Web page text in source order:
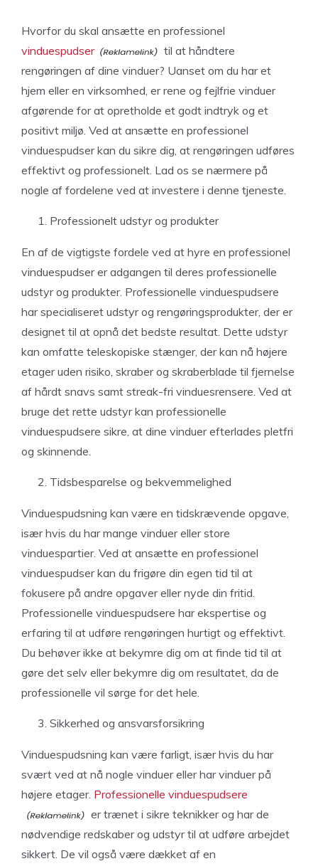
Hvorfor du skal ansætte en professionel
vinduespudser
til at håndtere
rengøringen af dine vinduer? Uanset om du har et
hjem eller en virksomhed, er rene og fejlfrie vinduer
afgørende for at opretholde et godt indtryk og et
positivt miljø. Ved at ansætte en professionel
vinduespudser kan du sikre dig, at rengøringen udføres
effektivt og professionelt. Lad os se nærmere på
nogle af fordelene ved at investere i denne tjeneste.
Professionelt udstyr og produkter
En af de vigtigste fordele ved at hyre en professionel
vinduespudser er adgangen til deres professionelle
udstyr og produkter. Professionelle vinduespudsere
har specialiseret udstyr og rengøringsprodukter, der er
designet til at opnå det bedste resultat. Dette udstyr
kan omfatte teleskopiske stænger, der kan nå højere
etager uden risiko, skraber og skraberblade til fjernelse
af hårdt snavs samt streak-fri vinduesrensere. Ved at
bruge det rette udstyr kan professionelle
vinduespudsere sikre, at dine vinduer efterlades pletfri
og skinnende.
Tidsbesparelse og bekvemmelighed
Vinduespudsning kan være en tidskrævende opgave,
især hvis du har mange vinduer eller store
vinduespartier. Ved at ansætte en professionel
vinduespudser kan du frigøre din egen tid til at
fokusere på andre opgaver eller nyde din fritid.
Professionelle vinduespudsere har ekspertise og
erfaring til at udføre rengøringen hurtigt og effektivt.
Du behøver ikke at bekymre dig om at finde tid til at
gøre det selv eller bekymre dig om resultatet, da de
professionelle vil sørge for det hele.
Sikkerhed og ansvarsforsikring
Vinduespudsning kan være farligt, især hvis du har
svært ved at nå nogle vinduer eller har vinduer på
højere etager. Professionelle vinduespudsere
er trænet i sikre teknikker og har de
nødvendige redskaber og udstyr til at udføre arbejdet
sikkert. De vil også være dækket af en